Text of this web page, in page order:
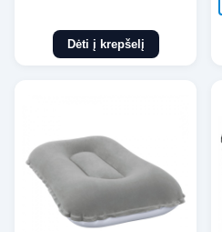
Dėti į krepšelį